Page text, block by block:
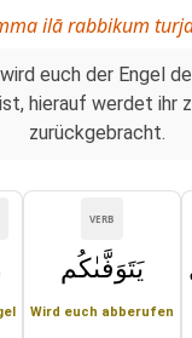
ilā rabbikum
euch der Engel
hierauf werdet ihr
zurückgebracht.
VERB
يَتَوَفَّىٰكُم
Wird euch abberufen